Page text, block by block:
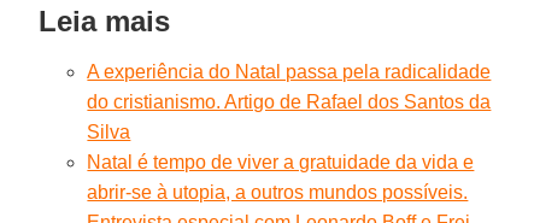
Leia mais
A experiência do Natal passa pela radicalidade
do cristianismo. Artigo de Rafael dos Santos da
Silva
Natal é tempo de viver a gratuidade da vida e
abrir-se à utopia, a outros mundos possíveis.